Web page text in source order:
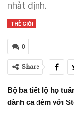
nhất định.
THẾ GIỚI
0
Share
Bộ ba tiết lộ họ
dành cả đêm với